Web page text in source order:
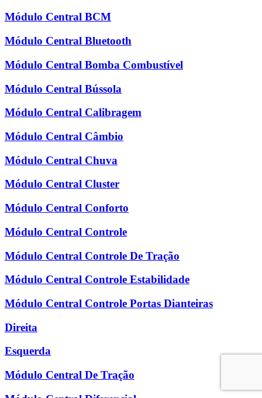
Módulo Central BCM
Módulo Central Bluetooth
Módulo Central Bomba Combustível
Módulo Central Bússola
Módulo Central Calibragem
Módulo Central Câmbio
Módulo Central Chuva
Módulo Central Cluster
Módulo Central Conforto
Módulo Central Controle
Módulo Central Controle De Tração
Módulo Central Controle Estabilidade
Módulo Central Controle Portas Dianteiras
Direita
Esquerda
Módulo Central De Tração